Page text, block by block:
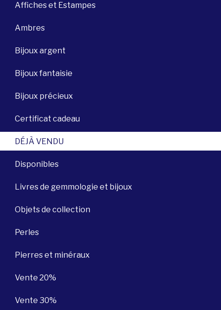
Affiches et Estampes
Ambres
Bijoux argent
Bijoux fantaisie
Bijoux précieux
Certificat cadeau
DÉJÀ VENDU
Disponibles
Livres de gemmologie et bijoux
Objets de collection
Perles
Pierres et minéraux
Vente 20%
Vente 30%